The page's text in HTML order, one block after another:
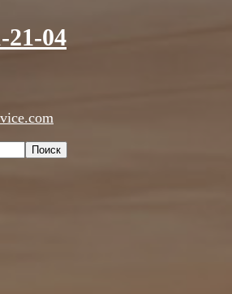
21-04
Поиск